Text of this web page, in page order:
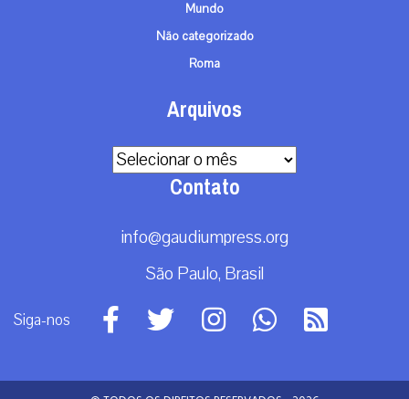
Mundo
Não categorizado
Roma
Arquivos
Arquivos
Contato
info@gaudiumpress.org
São Paulo, Brasil
Siga-nos